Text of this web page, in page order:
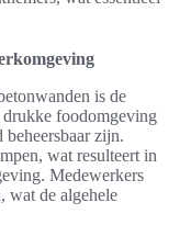
is de
drukke foodomgeving
zijn.
wat resulteert in
Medewerkers
wat de algehele